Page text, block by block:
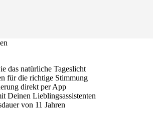
das natürliche Tageslicht
für die richtige Stimmung
direkt per App
Deinen Lieblingsassistenten
von 11 Jahren